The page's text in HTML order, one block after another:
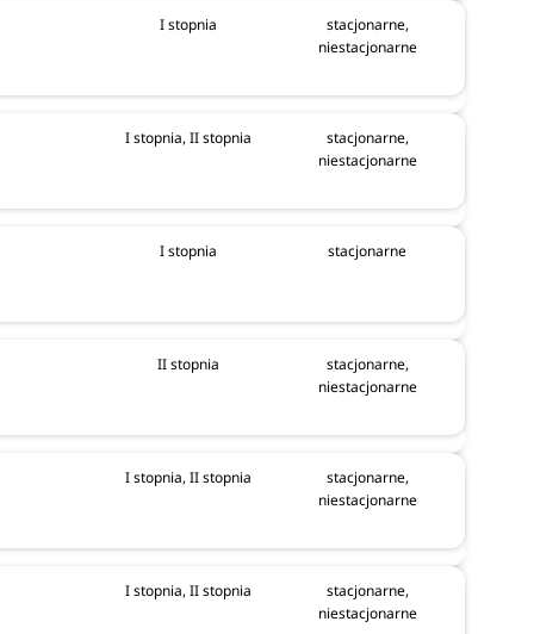
I stopnia
stacjonarne,
niestacjonarne
I stopnia, II stopnia
stacjonarne,
niestacjonarne
I stopnia stacjonarne
II stopnia
stacjonarne,
niestacjonarne
I stopnia, II stopnia
stacjonarne,
niestacjonarne
I stopnia, II stopnia
stacjonarne,
niestacjonarne